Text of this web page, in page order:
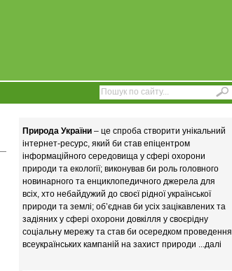
Природа України – це спроба створити унікальний
інтернет-ресурс, який би став епіцентром
інформаційного середовища у сфері охорони
природи та екології; виконував би роль головного
новинарного та енциклопедичного джерела для
всіх, хто небайдужий до своєї рідної української
природи та землі; об’єднав би усіх зацікавлених та
задіяних у сфері охорони довкілля у своєрідну
соціальну мережу та став би осередком проведення
всеукраїнських кампаній на захист природи ...далі